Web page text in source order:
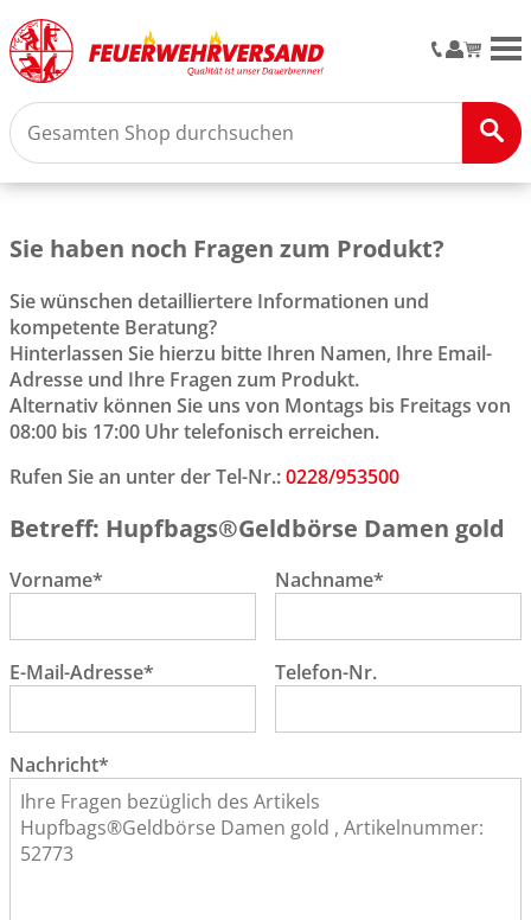
Sie haben noch Fragen zum Produkt?
Sie wünschen detailliertere Informationen und
kompetente Beratung?
Hinterlassen Sie hierzu bitte Ihren Namen, Ihre Email-
Adresse und Ihre Fragen zum Produkt.
Alternativ können Sie uns von Montags bis Freitags von
08:00 bis 17:00 Uhr telefonisch erreichen.
Rufen Sie an unter der Tel-Nr.:0228/953500
Betreff: Hupfbags®Geldbörse Damen gold
Vorname* Nachname*
E-Mail-Adresse* Telefon-Nr.
Nachricht*